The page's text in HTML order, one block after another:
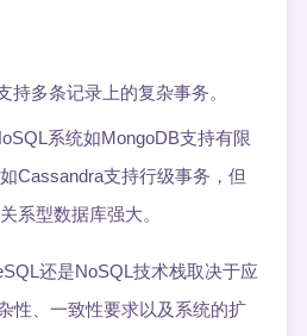
持多条记录上的复杂事务。
系统如MongoDB支持有限
Cassandra支持行级事务，但
系型数据库强大。
还是NoSQL技术栈取决于应
性、一致性要求以及系统的扩